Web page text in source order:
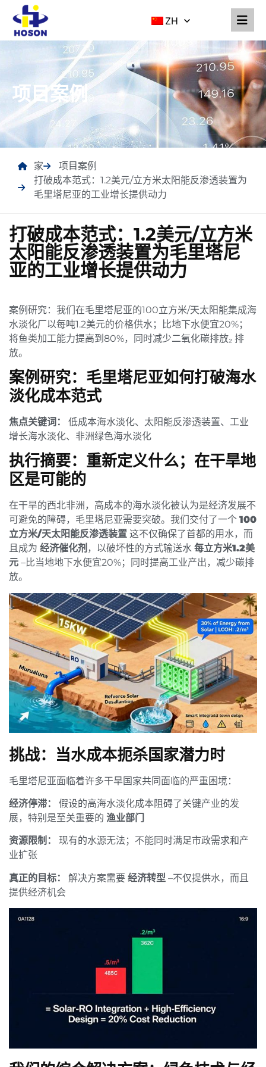
ZH
项目案例
家
项目案例
打破成本范式：1.2美元/立方米太阳能反渗透装置为
毛里塔尼亚的工业增长提供动力
打破成本范式：1.2美元/立方米
太阳能反渗透装置为毛里塔尼
亚的工业增长提供动力
案例研究：我们在毛里塔尼亚的100立方米/天太阳能集成海
水淡化厂以每吨1.2美元的价格供水；比地下水便宜20%；
将鱼类加工能力提高到80%，同时减少二氧化碳排放₂ 排
放。
案例研究：毛里塔尼亚如何打破海水
淡化成本范式
焦点关键词：
低成本海水淡化、太阳能反渗透装置、工业
增长海水淡化、非洲绿色海水淡化
执行摘要：重新定义什么；在干旱地
区是可能的
在干旱的西北非洲，高成本的海水淡化被认为是经济发展不
可避免的障碍，毛里塔尼亚需要突破。我们交付了一个 100
立方米/天太阳能反渗透装置 这不仅确保了首都的用水，而
且成为 经济催化剂 ，以破坏性的方式输送水 每立方米1.2美
元 –比当地地下水便宜20%；同时提高工业产出，减少碳排
放。
挑战：当水成本扼杀国家潜力时
毛里塔尼亚面临着许多干旱国家共同面临的严重困境：
经济停滞：
假设的高海水淡化成本阻碍了关键产业的发
展，特别是至关重要的 渔业部门
资源限制：
现有的水源无法；不能同时满足市政需求和产
业扩张
真正的目标： 解决方案需要 经济转型 –不仅提供水，而且
提供经济机会